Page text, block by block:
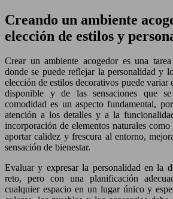
Creando un ambiente
elección de estilos y
Crear un ambiente acogedor es una
donde se puede reflejar la personalidad y
elección de estilos decorativos puede variar
disponible y de las sensaciones que
comodidad es un aspecto fundamental,
atención a los detalles y a la
incorporación de elementos naturales
aportar calidez y frescura al entorno,
sensación de bienestar.
Evaluar y expresar la personalidad en la
reto, pero con una planificación
cualquier espacio en un lugar único y